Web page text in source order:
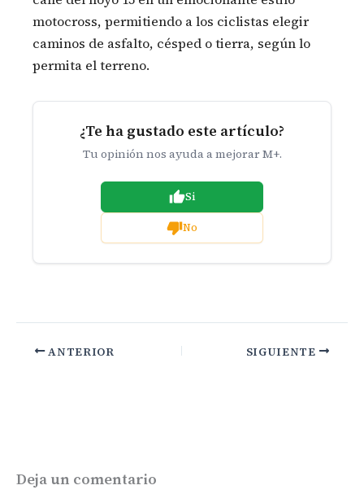
motocross, permitiendo a los ciclistas elegir
caminos de asfalto, césped o tierra, según lo
permita el terreno.
¿Te ha gustado este artículo?
Tu opinión nos ayuda a mejorar M+.
Si
No
ANTERIOR SIGUIENTE
Deja un comentario